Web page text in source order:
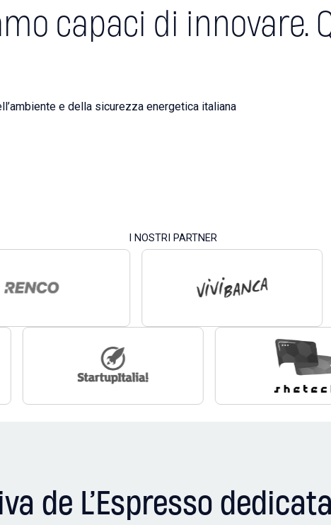
capaci di innovare.
e della sicurezza energetica italiana
I NOSTRI PARTNER
de L’Espresso